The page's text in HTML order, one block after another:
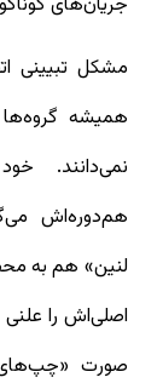
مشکل تبیینی
همیشه گروه‌ها
نمی‌دانند.
هم‌دوره‌اش
لنین» هم به
صورت «چپ‌های